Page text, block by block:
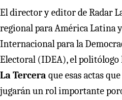
El director y editor de Radar
regional para América Latina
Internacional para la
Electoral (IDEA), el politólogo
La Tercera que esas actas
jugarán un rol importante